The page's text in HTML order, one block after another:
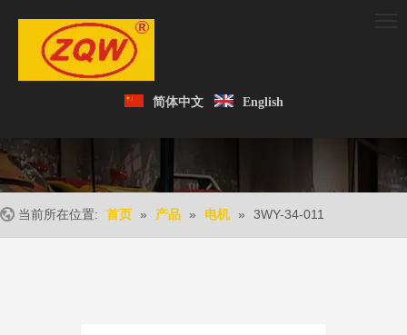
简体中文 English
当前所在位置: 首页 » 产品 » 电机 » 3WY-34-011